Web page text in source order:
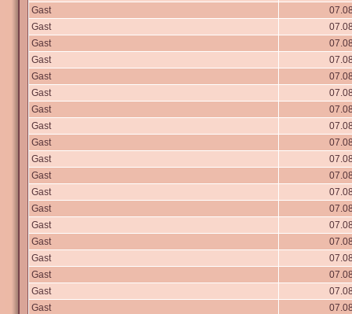
Gast
Gast
Gast
Gast
Gast
Gast
Gast
Gast
Gast
Gast
Gast
Gast
Gast
Gast
Gast
Gast
Gast
Gast
Gast